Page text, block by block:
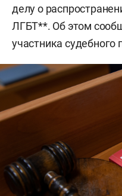
делу о
ЛГБТ**. Об этом
участника судебного